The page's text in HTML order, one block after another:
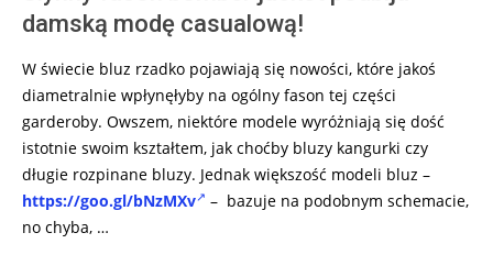
damską modę casualową!
W świecie bluz rzadko pojawiają się nowości, które jakoś
diametralnie wpłynęłyby na ogólny fason tej części
garderoby. Owszem, niektóre modele wyróżniają się dość
istotnie swoim kształtem, jak choćby bluzy kangurki czy
długie rozpinane bluzy. Jednak większość modeli bluz –
https://goo.gl/bNzMXv
– bazuje na podobnym schemacie,
no chyba, …